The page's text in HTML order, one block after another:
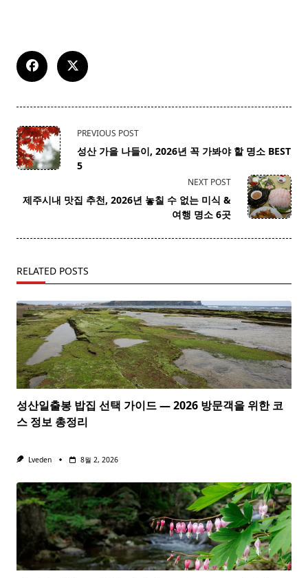
<span
class="nav-
subtitle
reader-
PREVIOUS POST
성산 가을 나들이, 2026년 꼭 가봐야 할 명소 BEST
5
NEXT POST
제주시내 맛집 추천, 2026년 놓칠 수 없는 미식 &
여행 명소 6곳
RELATED POSTS
성산일출봉 밥집 선택 가이드 — 2026 방문객을 위한 코
스 정보 총정리
Lveden 8월 2, 2026